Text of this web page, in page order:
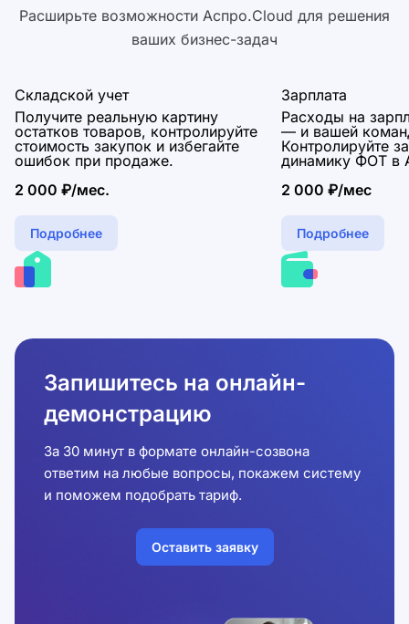
ограничений
Расширьте возможности Аспро.Cloud для решения
ваших бизнес-задач
Складской учет
Получите реальную картину
остатков товаров, контролируйте
стоимость закупок и избегайте
ошибок при продаже.
2 000 ₽/мес.
Подробнее
Зарплата
Расходы на
— и вашей
Контролируйте
динамику ФОТ в
2 000 ₽/мес
Подробнее
Запишитесь на онлайн-
демонстрацию
За 30 минут в формате онлайн-созвона
ответим на любые вопросы, покажем систему
и поможем подобрать тариф.
Оставить заявку